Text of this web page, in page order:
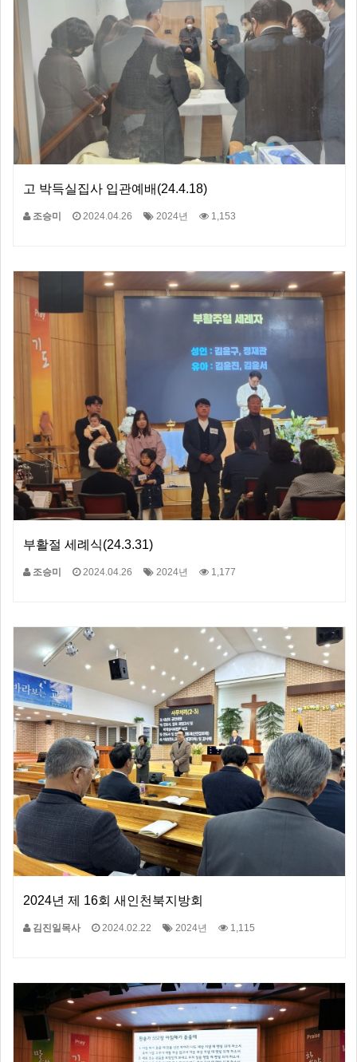
고 박득실집사 입관예배(24.4.18)
조승미 2024.04.26 2024년 1,153
부활절 세례식(24.3.31)
조승미 2024.04.26 2024년 1,177
2024년 제 16회 새인천북지방회
김진일목사 2024.02.22 2024년 1,115